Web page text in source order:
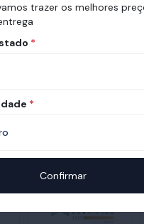
trazer os melhores
*
*
Confirmar